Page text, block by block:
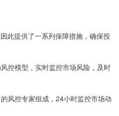
此提供了一系列保障措施，确保投
控模型，实时监控市场风险，及时
风控专家组成，24小时监控市场动